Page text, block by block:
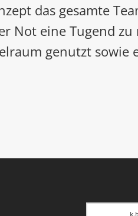
das gesamte
Not eine Tugend zu
genutzt sowie